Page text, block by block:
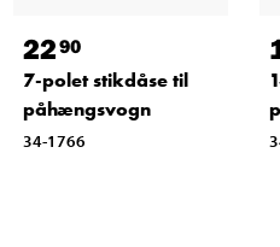
2290
7-polet stikdåse til
påhængsvogn
34-1766